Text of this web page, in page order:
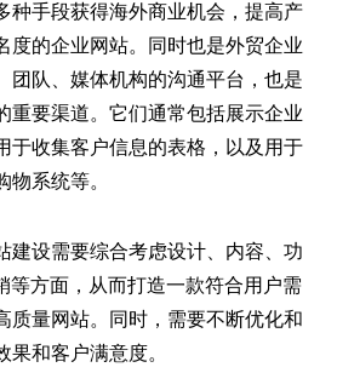
种手段获得海外商业机会，提高产
度的企业网站。同时也是外贸企业
团队、媒体机构的沟通平台，也是
重要渠道。它们通常包括展示企业
于收集客户信息的表格，以及用于
物系统等。
设需要综合考虑设计、内容、功
等方面，从而打造一款符合用户需
质量网站。同时，需要不断优化和
和客户满意度。